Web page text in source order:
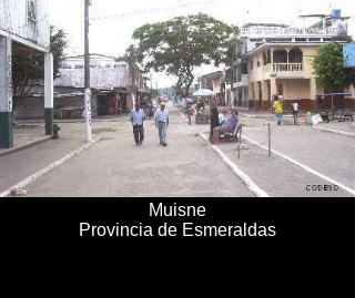
Muisne
Provincia de Esmeraldas